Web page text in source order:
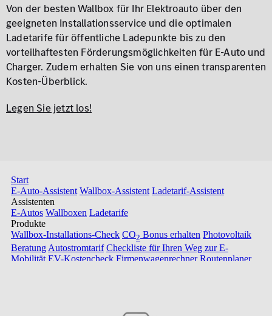
Von der besten Wallbox für Ihr Elektroauto über den
geeigneten Installationsservice und die optimalen
Ladetarife für öffentliche Ladepunkte bis zu den
vorteilhaftesten Förderungsmöglichkeiten für E-Auto und
Charger. Zudem erhalten Sie von uns einen transparenten
Kosten-Überblick.
Legen Sie jetzt los!